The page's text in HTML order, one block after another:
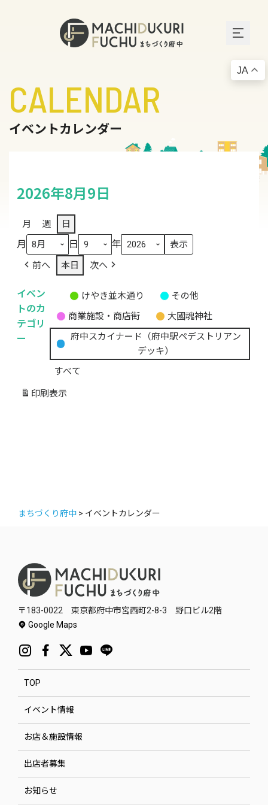
CALENDAR
イベントカレンダー
2026年8月9日
月 週 日
月 日 年
前へ 本日 次へ
イベン
トのカ
テゴリ
ー
題
の
カ
テ
ゴ
リ
けやき並木通り
その他
商業施設・商店街
大國魂神社
府中スカイナード（府中駅ペデストリアン
デッキ）
すべて
印刷 表示
まちづくり府中 > イベントカレンダー
〒183-0022 東京都府中市宮西町2-8-3 野口ビル2階
Google Maps
TOP
イベント情報
お店＆施設情報
出店者募集
お知らせ
JA